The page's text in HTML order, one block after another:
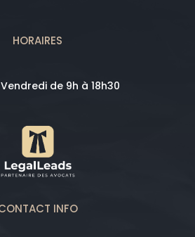
HORAIRES
de 9h à 18h30
INFO